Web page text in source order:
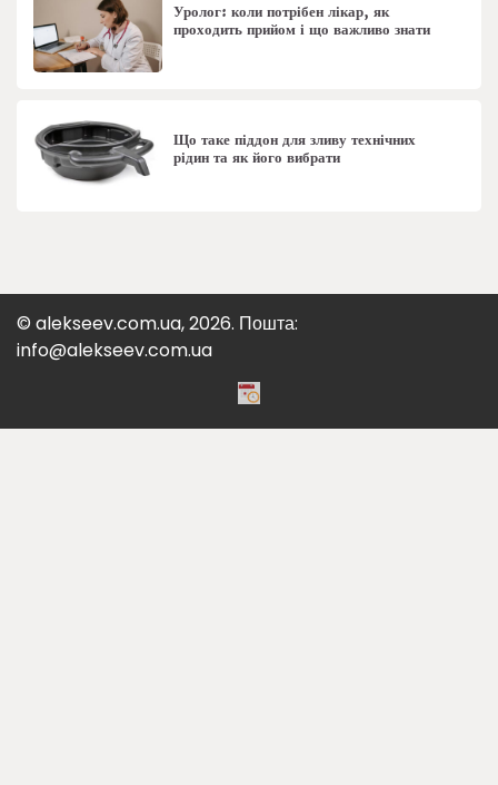
Уролог: коли потрібен лікар, як
проходить прийом і що важливо знати
Що таке піддон для зливу технічних
рідин та як його вибрати
© alekseev.com.ua, 2026. Пошта:
info@alekseev.com.ua